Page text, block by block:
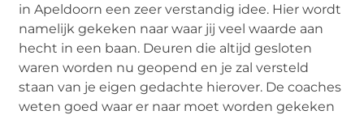
in Apeldoorn een zeer verstandig idee. Hier wordt
namelijk gekeken naar waar jij veel waarde aan
hecht in een baan. Deuren die altijd gesloten
waren worden nu geopend en je zal versteld
staan van je eigen gedachte hierover. De coaches
weten goed waar er naar moet worden gekeken